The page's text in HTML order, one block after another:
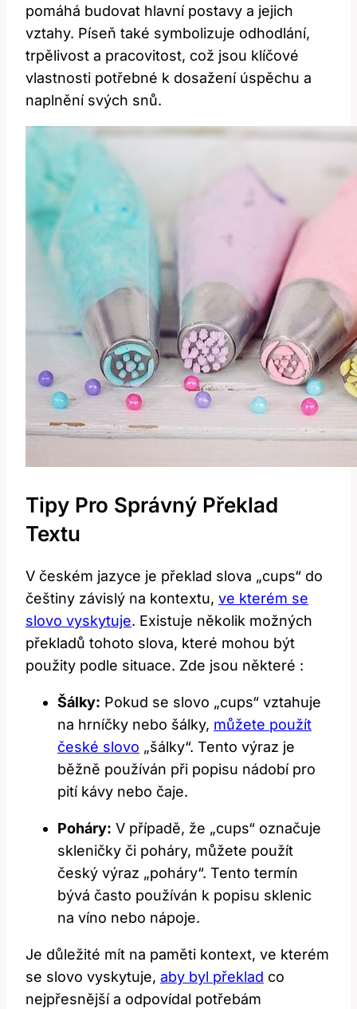
pomáhá budovat hlavní postavy a jejich
vztahy. Píseň také symbolizuje odhodlání,
trpělivost a pracovitost, což jsou klíčové
vlastnosti potřebné k dosažení úspěchu a
naplnění svých snů.
Tipy Pro Správný Překlad
Textu
V českém jazyce je překlad slova „cups“ do
češtiny závislý na kontextu, ve kterém se
slovo vyskytuje. Existuje několik možných
překladů tohoto slova, které mohou být
použity podle situace. Zde jsou některé :
Šálky: Pokud se slovo „cups“ vztahuje
na hrníčky nebo šálky, můžete použít
české slovo „šálky“. Tento výraz je
běžně používán při popisu nádobí pro
pití kávy nebo čaje.
Poháry: V případě, že „cups“ označuje
skleničky či poháry, můžete použít
český výraz „poháry“. Tento termín
bývá často používán k popisu sklenic
na víno nebo nápoje.
Je důležité mít na paměti kontext, ve kterém
se slovo vyskytuje, aby byl překlad co
nejpřesnější a odpovídal potřebám